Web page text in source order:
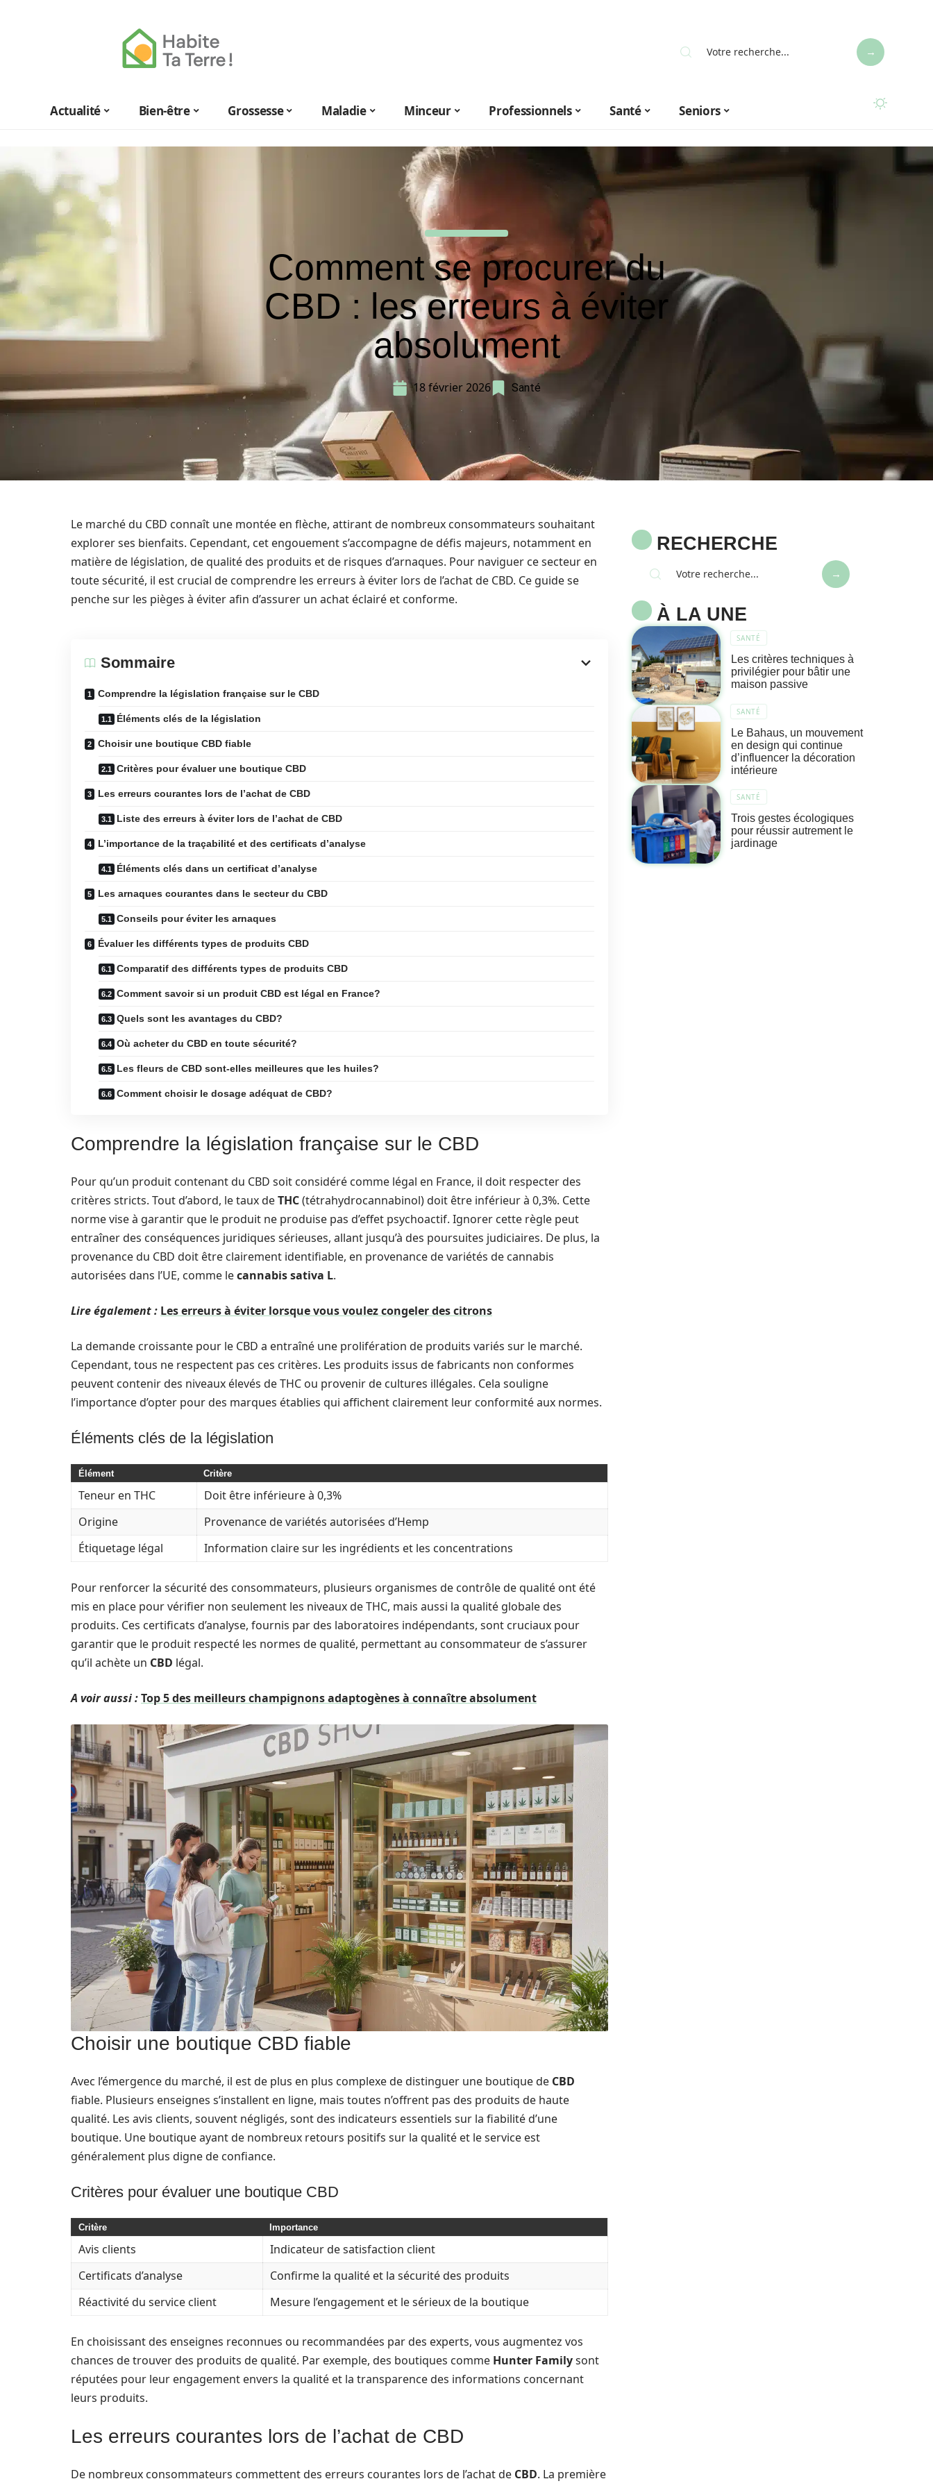
Actualité Bien-être Grossesse Maladie Minceur Professionnels Santé Seniors
Comment se procurer du
CBD : les erreurs à éviter
absolument
18 février 2026 Santé
Le marché du CBD connaît une montée en flèche, attirant de nombreux consommateurs souhaitant
explorer ses bienfaits. Cependant, cet engouement s’accompagne de défis majeurs, notamment en
matière de législation, de qualité des produits et de risques d’arnaques. Pour naviguer ce secteur en
toute sécurité, il est crucial de comprendre les erreurs à éviter lors de l’achat de CBD. Ce guide se
penche sur les pièges à éviter afin d’assurer un achat éclairé et conforme.
Sommaire
Comprendre la législation française sur le CBD
Éléments clés de la législation
Choisir une boutique CBD fiable
Critères pour évaluer une boutique CBD
Les erreurs courantes lors de l’achat de CBD
Liste des erreurs à éviter lors de l’achat de CBD
L’importance de la traçabilité et des certificats d’analyse
Éléments clés dans un certificat d’analyse
Les arnaques courantes dans le secteur du CBD
Conseils pour éviter les arnaques
Évaluer les différents types de produits CBD
Comparatif des différents types de produits CBD
Comment savoir si un produit CBD est légal en France?
Quels sont les avantages du CBD?
Où acheter du CBD en toute sécurité?
Les fleurs de CBD sont-elles meilleures que les huiles?
Comment choisir le dosage adéquat de CBD?
Comprendre la législation française sur le CBD
Pour qu’un produit contenant du CBD soit considéré comme légal en France, il doit respecter des
critères stricts. Tout d’abord, le taux deTHC(tétrahydrocannabinol) doit être inférieur à 0,3%. Cette
norme vise à garantir que le produit ne produise pas d’effet psychoactif. Ignorer cette règle peut
entraîner des conséquences juridiques sérieuses, allant jusqu’à des poursuites judiciaires. De plus, la
provenance du CBD doit être clairement identifiable, en provenance de variétés de cannabis
autorisées dans l’UE, comme lecannabis sativa L.
Lire également : Les erreurs à éviter lorsque vous voulez congeler des citrons
La demande croissante pour le CBD a entraîné une prolifération de produits variés sur le marché.
Cependant, tous ne respectent pas ces critères. Les produits issus de fabricants non conformes
peuvent contenir des niveaux élevés de THC ou provenir de cultures illégales. Cela souligne
l’importance d’opter pour des marques établies qui affichent clairement leur conformité aux normes.
Éléments clés de la législation
Élément Critère
Teneur en THC
Doit être inférieure à 0,3%
Origine
Provenance de variétés autorisées d’Hemp
Étiquetage légal
Information claire sur les ingrédients et les concentrations
Pour renforcer la sécurité des consommateurs, plusieurs organismes de contrôle de qualité ont été
mis en place pour vérifier non seulement les niveaux de THC, mais aussi la qualité globale des
produits. Ces certificats d’analyse, fournis par des laboratoires indépendants, sont cruciaux pour
garantir que le produit respecté les normes de qualité, permettant au consommateur de s’assurer
qu’il achète un CBD légal.
A voir aussi :Top 5 des meilleurs champignons adaptogènes à connaître absolument
Choisir une boutique CBD fiable
Avec l’émergence du marché, il est de plus en plus complexe de distinguer une boutique de CBD
fiable. Plusieurs enseignes s’installent en ligne, mais toutes n’offrent pas des produits de haute
qualité. Les avis clients, souvent négligés, sont des indicateurs essentiels sur la fiabilité d’une
boutique. Une boutique ayant de nombreux retours positifs sur la qualité et le service est
généralement plus digne de confiance.
Critères pour évaluer une boutique CBD
Critère Importance
Avis clients
Indicateur de satisfaction client
Certificats d’analyse
Confirme la qualité et la sécurité des produits
Réactivité du service client
Mesure l’engagement et le sérieux de la boutique
En choisissant des enseignes reconnues ou recommandées par des experts, vous augmentez vos
chances de trouver des produits de qualité. Par exemple, des boutiques comme Hunter Familysont
réputées pour leur engagement envers la qualité et la transparence des informations concernant
leurs produits.
Les erreurs courantes lors de l’achat de CBD
De nombreux consommateurs commettent des erreurs courantes lors de l’achat de CBD. La première
RECHERCHE
À LA UNE
SANTÉ
Les critères techniques à
privilégier pour bâtir une
maison passive
SANTÉ
Le Bahaus, un mouvement
en design qui continue
d’influencer la décoration
intérieure
SANTÉ
Trois gestes écologiques
pour réussir autrement le
jardinage